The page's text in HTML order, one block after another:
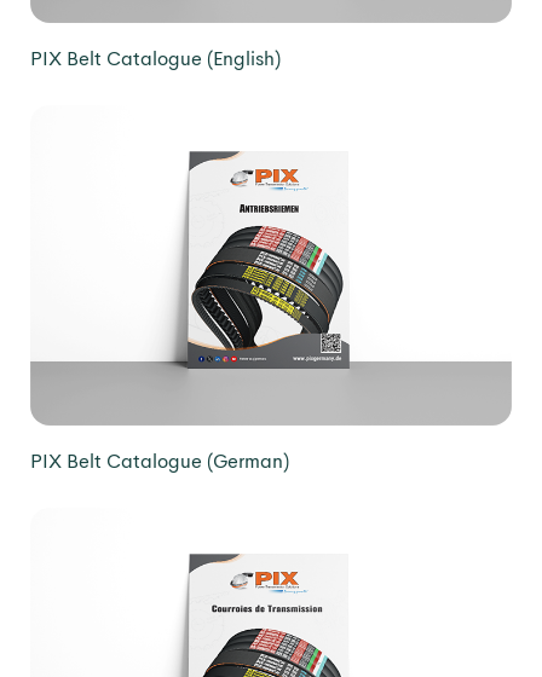
PIX Belt Catalogue (English)
PIX Belt Catalogue (German)